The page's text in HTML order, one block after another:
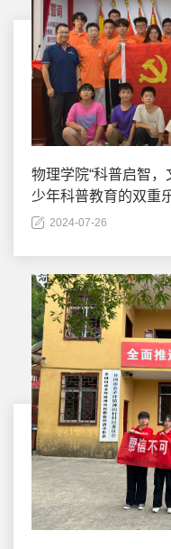
物理学院“科普启智
少年科普教育的双重
2024-07-26